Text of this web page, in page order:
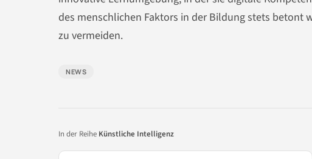
des menschlichen Faktors in der Bildung stets betont
zu vermeiden.
NEWS
In der Reihe Künstliche Intelligenz